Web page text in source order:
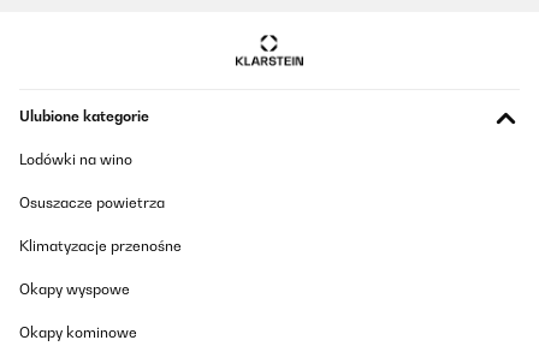
Ottima lavastoviglie, devo solo abituarmi alla disposizione
differente delle posate e delle padelle. Molto capiente, ci stanno
Ulubione kategorie
Lodówki na wino
Osuszacze powietrza
Klimatyzacje przenośne
Okapy wyspowe
Okapy kominowe